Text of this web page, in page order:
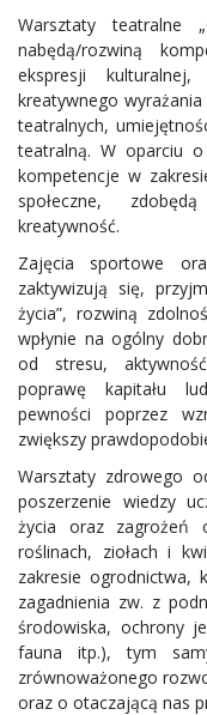
Warsztaty teatralne
nabędą/rozwiną
ekspresji
kreatywnego
teatralnych,
teatralną. W oparciu
kompetencje w
społeczne,
kreatywność.
Zajęcia sportowe
zaktywizują się,
życia”, rozwiną
wpłynie na ogólny
od stresu,
poprawę kapitału
pewności poprzez
zwiększy
Warsztaty zdrowego
poszerzenie wiedzy
życia oraz zagrożeń
roślinach, ziołach i
zakresie ogrodnictwa,
zagadnienia zw. z
środowiska, ochrony
fauna itp.), tym
zrównoważonego
oraz o otaczającą nas